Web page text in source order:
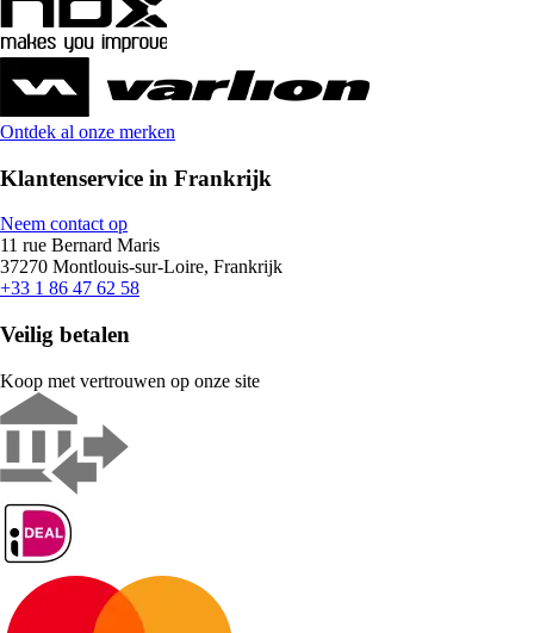
Ontdek al onze merken
Klantenservice in Frankrijk
Neem contact op
11 rue Bernard Maris
37270 Montlouis-sur-Loire, Frankrijk
+33 1 86 47 62 58
Veilig betalen
Koop met vertrouwen op onze site